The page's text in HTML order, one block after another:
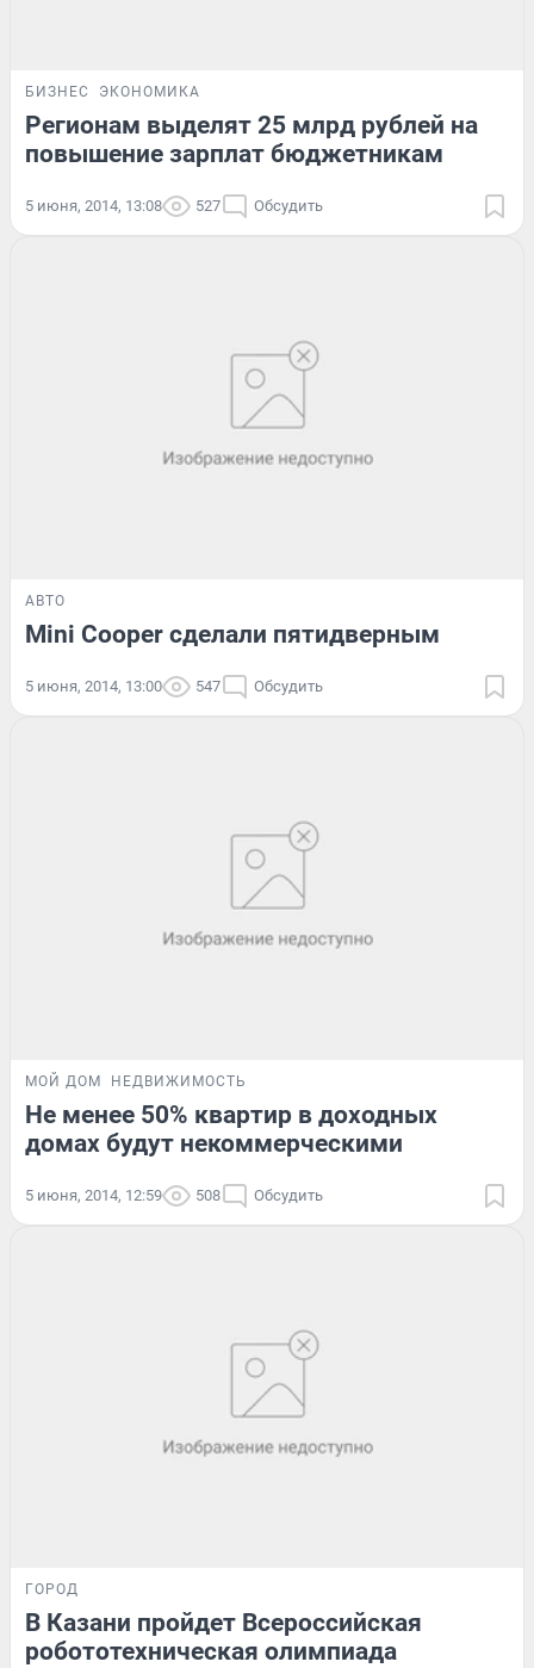
БИЗНЕС ЭКОНОМИКА
Регионам выделят 25 млрд рублей на
повышение зарплат бюджетникам
5 июня, 2014, 13:08 527 Обсудить
АВТО
Mini Cooper сделали пятидверным
5 июня, 2014, 13:00 547 Обсудить
МОЙ ДОМ НЕДВИЖИМОСТЬ
Не менее 50% квартир в доходных
домах будут некоммерческими
5 июня, 2014, 12:59 508 Обсудить
ГОРОД
В Казани пройдет Всероссийская
робототехническая олимпиада